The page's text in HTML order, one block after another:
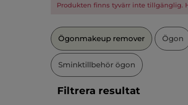
Produkten finns tyvärr inte tillgänglig.
Ögonmakeup remover Ögon
Sminktillbehör ögon
Filtrera resultat